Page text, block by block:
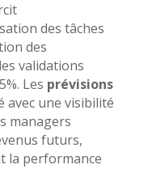
des tâches
des
validations
Les prévisions
avec une visibilité
managers
futurs,
la performance